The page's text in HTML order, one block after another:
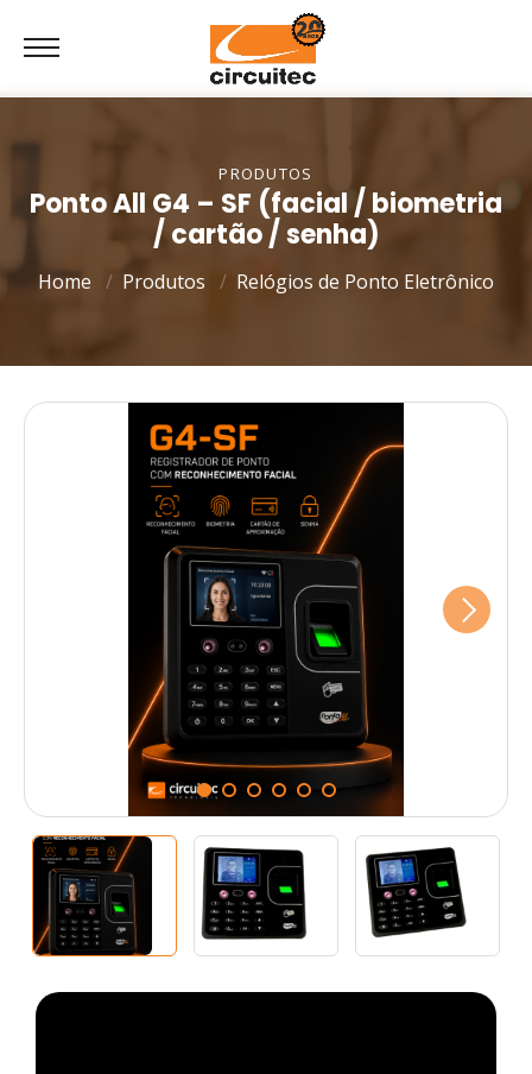
PRODUTOS
Ponto All G4 – SF (facial / biometria
/ cartão / senha)
Home Produtos Relógios de Ponto Eletrônico
Next
1 2 3 4 5 6